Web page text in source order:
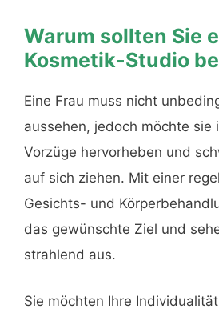
Warum sollten Sie
Kosmetik-Studio
Eine Frau muss nicht
aussehen, jedoch möchte sie
Vorzüge hervorheben und
auf sich ziehen. Mit einer
Gesichts- und
das gewünschte Ziel und
strahlend aus.
Sie möchten Ihre